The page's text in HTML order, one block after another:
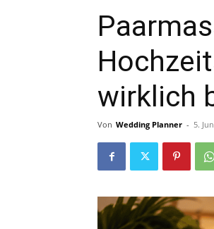
wirklich
Von Wedding Planner - 5.